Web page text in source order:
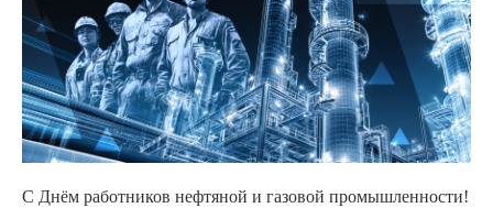
С Днём работников нефтяной и газовой промышленности!